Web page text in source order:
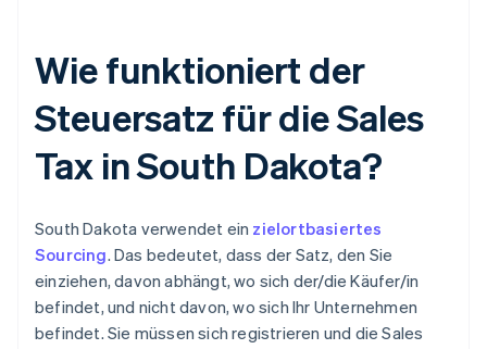
Wie funktioniert der
Steuersatz für die Sales
Tax in South Dakota?
South Dakota verwendet ein zielortbasiertes
Sourcing. Das bedeutet, dass der Satz, den Sie
einziehen, davon abhängt, wo sich der/die Käufer/in
befindet, und nicht davon, wo sich Ihr Unternehmen
befindet. Sie müssen sich registrieren und die Sales